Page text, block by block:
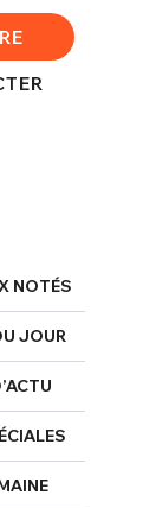
NOTÉS
JOUR
?